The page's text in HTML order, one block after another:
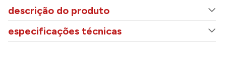
descrição do produto
especificações técnicas